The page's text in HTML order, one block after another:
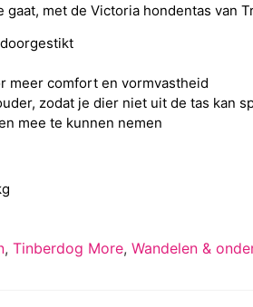
gaat, met de Victoria hondentas
meer comfort en vormvastheid
zodat je dier niet uit de tas kan
mee te kunnen nemen
, Tinberdog More, Wandelen &